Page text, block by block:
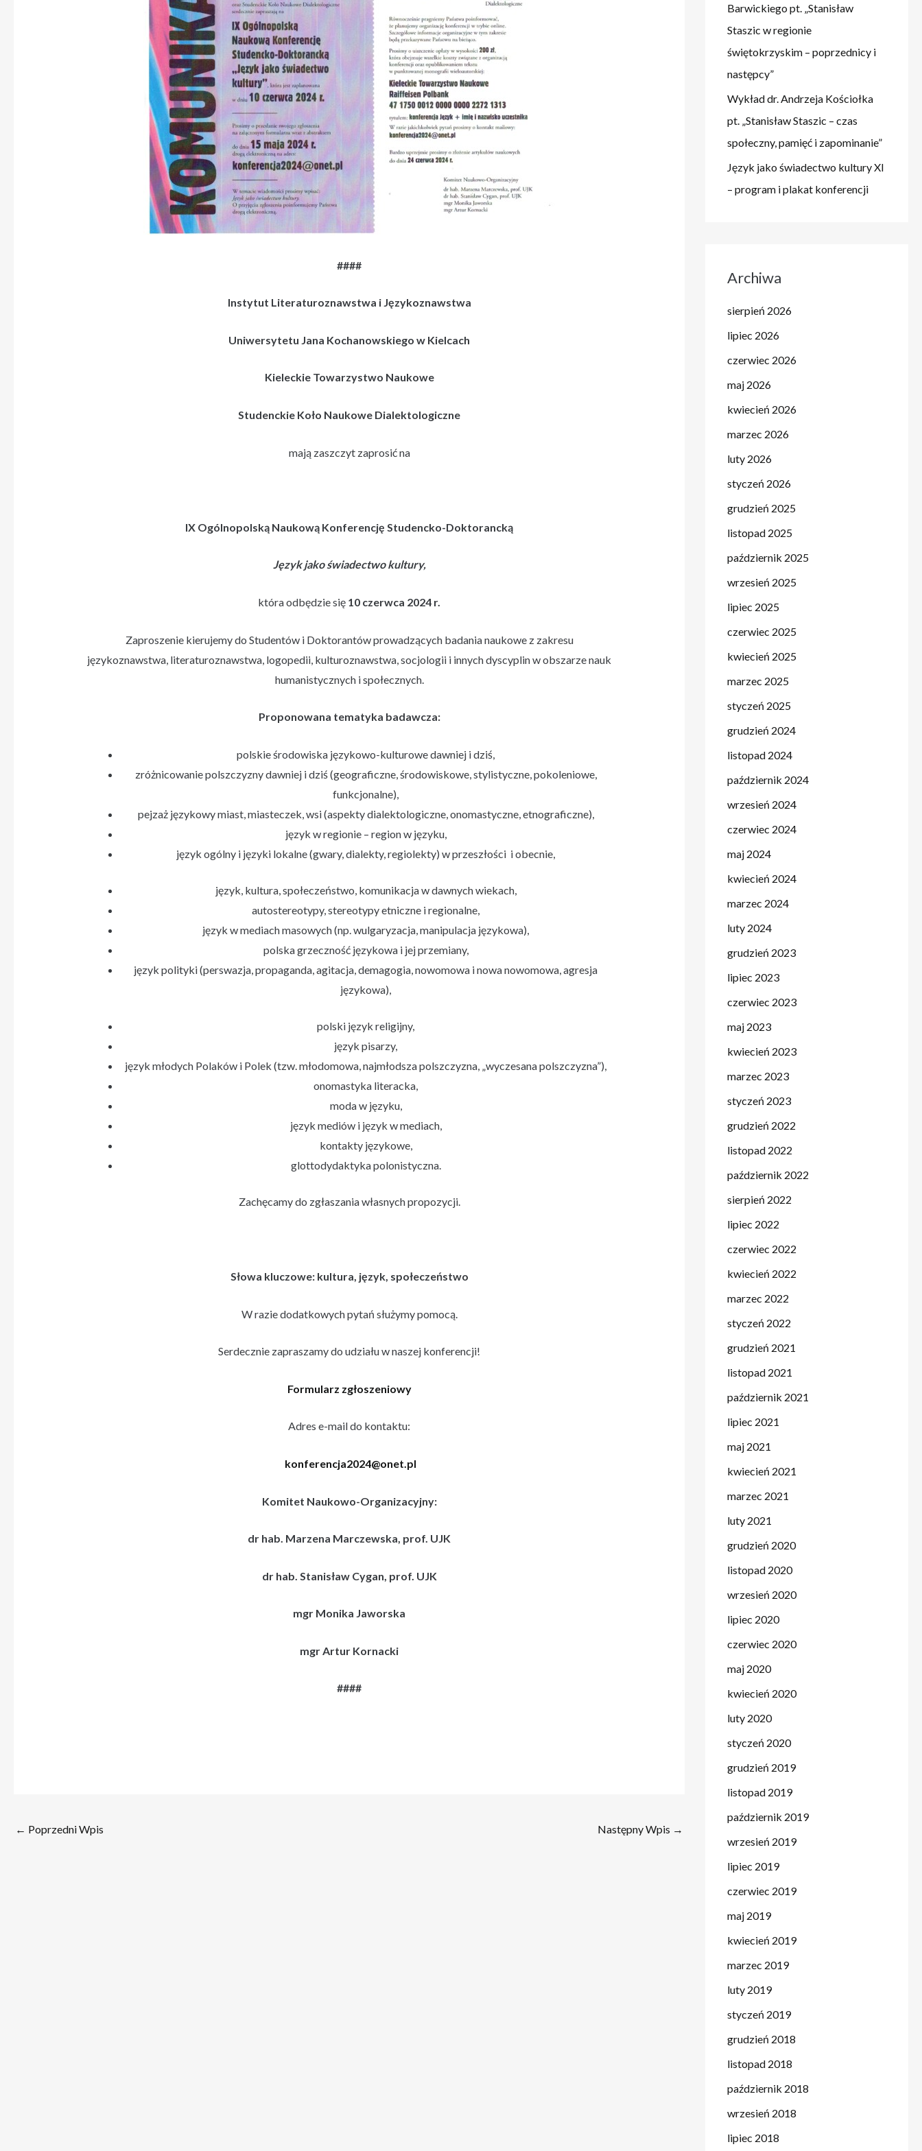
####
Instytut Literaturoznawstwa i Językoznawstwa
Uniwersytetu Jana Kochanowskiego w Kielcach
Kieleckie Towarzystwo Naukowe
Studenckie Koło Naukowe Dialektologiczne
mają zaszczyt zaprosić na
IX Ogólnopolską Naukową Konferencję Studencko-Doktorancką
Język jako świadectwo kultury,
która odbędzie się 10 czerwca 2024 r.
Zaproszenie kierujemy do Studentów i Doktorantów prowadzących badania naukowe z zakresu
językoznawstwa, literaturoznawstwa, logopedii, kulturoznawstwa, socjologii i innych dyscyplin w obszarze nauk
humanistycznych i społecznych.
Proponowana tematyka badawcza:
polskie środowiska językowo-kulturowe dawniej i dziś,
zróżnicowanie polszczyzny dawniej i dziś (geograficzne, środowiskowe, stylistyczne, pokoleniowe,
funkcjonalne),
pejzaż językowy miast, miasteczek, wsi (aspekty dialektologiczne, onomastyczne, etnograficzne),
język w regionie – region w języku,
język ogólny i języki lokalne (gwary, dialekty, regiolekty) w przeszłości i obecnie,
język, kultura, społeczeństwo, komunikacja w dawnych wiekach,
autostereotypy, stereotypy etniczne i regionalne,
język w mediach masowych (np. wulgaryzacja, manipulacja językowa),
polska grzeczność językowa i jej przemiany,
język polityki (perswazja, propaganda, agitacja, demagogia, nowomowa i nowa nowomowa, agresja
językowa),
polski język religijny,
język pisarzy,
język młodych Polaków i Polek (tzw. młodomowa, najmłodsza polszczyzna, „wyczesana polszczyzna”),
onomastyka literacka,
moda w języku,
język mediów i język w mediach,
kontakty językowe,
glottodydaktyka polonistyczna.
Zachęcamy do zgłaszania własnych propozycji.
Słowa kluczowe: kultura, język, społeczeństwo
W razie dodatkowych pytań służymy pomocą.
Serdecznie zapraszamy do udziału w naszej konferencji!
Formularz zgłoszeniowy
Adres e-mail do kontaktu:
konferencja2024@onet.pl
Komitet Naukowo-Organizacyjny:
dr hab. Marzena Marczewska, prof. UJK
dr hab. Stanisław Cygan, prof. UJK
mgr Monika Jaworska
mgr Artur Kornacki
####
← Poprzedni Wpis Następny Wpis →
Barwickiego pt. „Stanisław
Staszic w regionie
świętokrzyskim – poprzednicy i
następcy”
Wykład dr. Andrzeja Kościołka
pt. „Stanisław Staszic – czas
społeczny, pamięć i zapominanie”
Język jako świadectwo kultury XI
– program i plakat konferencji
Archiwa
sierpień 2026
lipiec 2026
czerwiec 2026
maj 2026
kwiecień 2026
marzec 2026
luty 2026
styczeń 2026
grudzień 2025
listopad 2025
październik 2025
wrzesień 2025
lipiec 2025
czerwiec 2025
kwiecień 2025
marzec 2025
styczeń 2025
grudzień 2024
listopad 2024
październik 2024
wrzesień 2024
czerwiec 2024
maj 2024
kwiecień 2024
marzec 2024
luty 2024
grudzień 2023
lipiec 2023
czerwiec 2023
maj 2023
kwiecień 2023
marzec 2023
styczeń 2023
grudzień 2022
listopad 2022
październik 2022
sierpień 2022
lipiec 2022
czerwiec 2022
kwiecień 2022
marzec 2022
styczeń 2022
grudzień 2021
listopad 2021
październik 2021
lipiec 2021
maj 2021
kwiecień 2021
marzec 2021
luty 2021
grudzień 2020
listopad 2020
wrzesień 2020
lipiec 2020
czerwiec 2020
maj 2020
kwiecień 2020
luty 2020
styczeń 2020
grudzień 2019
listopad 2019
październik 2019
wrzesień 2019
lipiec 2019
czerwiec 2019
maj 2019
kwiecień 2019
marzec 2019
luty 2019
styczeń 2019
grudzień 2018
listopad 2018
październik 2018
wrzesień 2018
lipiec 2018